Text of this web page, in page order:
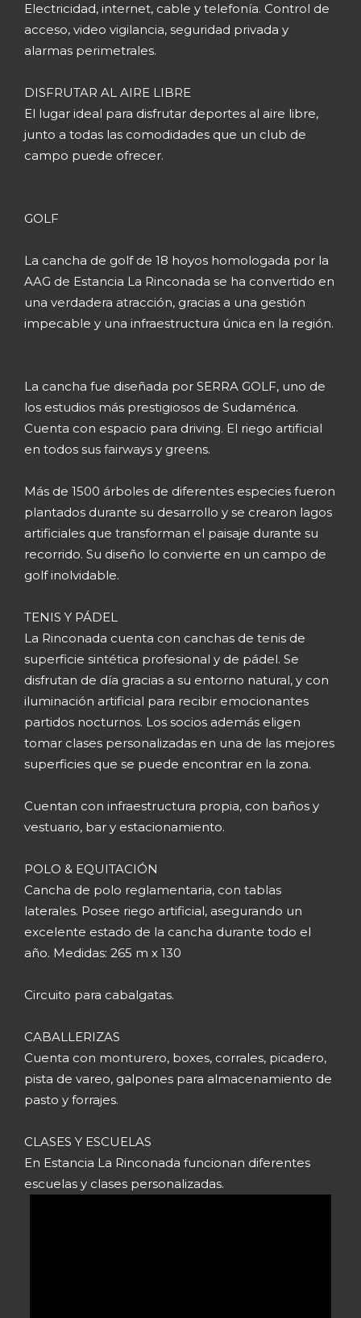
Electricidad, internet, cable y telefonía. Control de
acceso, video vigilancia, seguridad privada y
alarmas perimetrales.
DISFRUTAR AL AIRE LIBRE
El lugar ideal para disfrutar deportes al aire libre,
junto a todas las comodidades que un club de
campo puede ofrecer.
GOLF
La cancha de golf de 18 hoyos homologada por la
AAG de Estancia La Rinconada se ha convertido en
una verdadera atracción, gracias a una gestión
impecable y una infraestructura única en la región.
La cancha fue diseñada por SERRA GOLF, uno de
los estudios más prestigiosos de Sudamérica.
Cuenta con espacio para driving. El riego artificial
en todos sus fairways y greens.
Más de 1500 árboles de diferentes especies fueron
plantados durante su desarrollo y se crearon lagos
artificiales que transforman el paisaje durante su
recorrido. Su diseño lo convierte en un campo de
golf inolvidable.
TENIS Y PÁDEL
La Rinconada cuenta con canchas de tenis de
superficie sintética profesional y de pádel. Se
disfrutan de día gracias a su entorno natural, y con
iluminación artificial para recibir emocionantes
partidos nocturnos. Los socios además eligen
tomar clases personalizadas en una de las mejores
superficies que se puede encontrar en la zona.
Cuentan con infraestructura propia, con baños y
vestuario, bar y estacionamiento.
POLO & EQUITACIÓN
Cancha de polo reglamentaria, con tablas
laterales. Posee riego artificial, asegurando un
excelente estado de la cancha durante todo el
año. Medidas: 265 m x 130
Circuito para cabalgatas.
CABALLERIZAS
Cuenta con monturero, boxes, corrales, picadero,
pista de vareo, galpones para almacenamiento de
pasto y forrajes.
CLASES Y ESCUELAS
En Estancia La Rinconada funcionan diferentes
escuelas y clases personalizadas.